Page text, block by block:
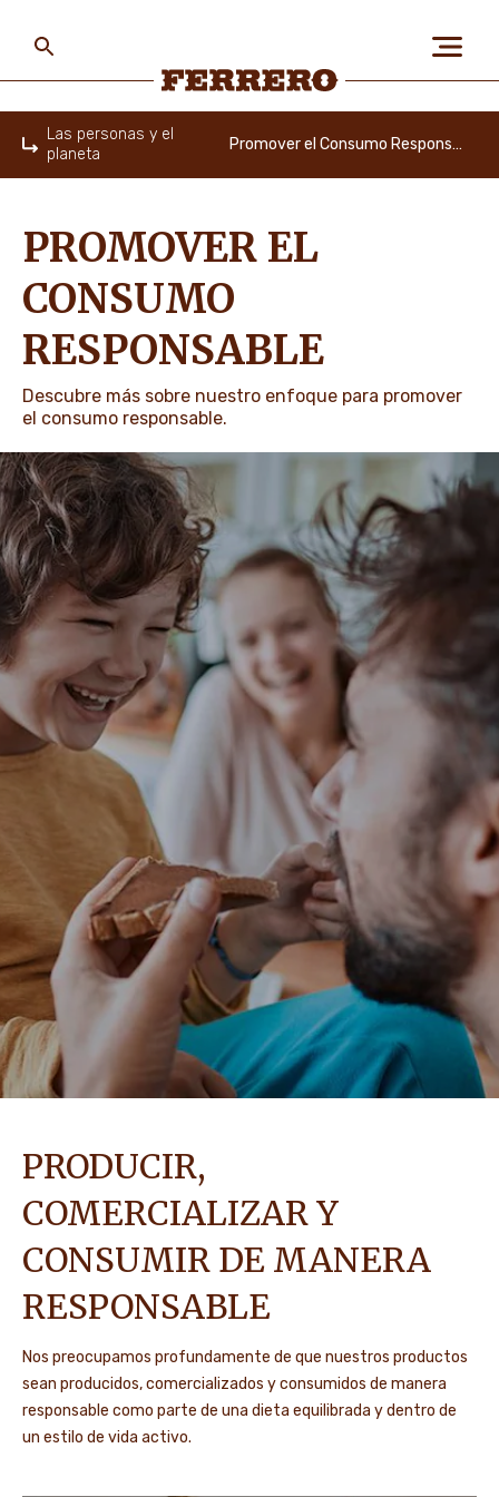
SOBRE NOSOTROS
LAS PERSONAS Y EL
PLANETA
NUESTRAS MARCAS
CARRERAS
NOTICIAS E HISTORIAS
main
content
Home
Las personas y el
planeta
Promover el Consumo Responsable
PROMOVER EL
CONSUMO
RESPONSABLE
Descubre más sobre nuestro enfoque para promover
el consumo responsable.
PRODUCIR,
COMERCIALIZAR Y
CONSUMIR DE MANERA
RESPONSABLE
Nos preocupamos profundamente de que nuestros productos
sean producidos, comercializados y consumidos de manera
responsable como parte de una dieta equilibrada y dentro de
un estilo de vida activo.